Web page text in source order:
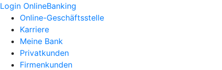
Login OnlineBanking
Online-Geschäftsstelle
Karriere
Meine Bank
Privatkunden
Firmenkunden